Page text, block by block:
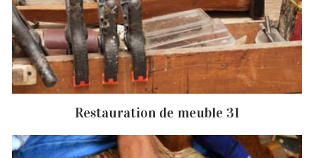
Restauration de meuble 31